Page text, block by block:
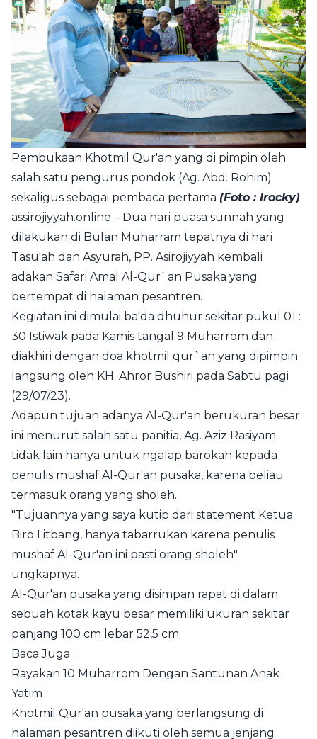
Pembukaan Khotmil Qur'an yang di pimpin oleh
salah satu pengurus pondok (Ag. Abd. Rohim)
sekaligus sebagai pembaca pertama (Foto : Irocky)
assirojiyyah.online – Dua hari puasa sunnah yang
dilakukan di Bulan Muharram tepatnya di hari
Tasu'ah dan Asyurah, PP. Asirojiyyah kembali
adakan Safari Amal Al-Qur`an Pusaka yang
bertempat di halaman pesantren.
Kegiatan ini dimulai ba'da dhuhur sekitar pukul 01 :
30 Istiwak pada Kamis tangal 9 Muharrom dan
diakhiri dengan doa khotmil qur`an yang dipimpin
langsung oleh KH. Ahror Bushiri pada Sabtu pagi
(29/07/23).
Adapun tujuan adanya Al-Qur'an berukuran besar
ini menurut salah satu panitia, Ag. Aziz Rasiyam
tidak lain hanya untuk ngalap barokah kepada
penulis mushaf Al-Qur'an pusaka, karena beliau
termasuk orang yang sholeh.
"Tujuannya yang saya kutip dari statement Ketua
Biro Litbang, hanya tabarrukan karena penulis
mushaf Al-Qur'an ini pasti orang sholeh"
ungkapnya.
Al-Qur'an pusaka yang disimpan rapat di dalam
sebuah kotak kayu besar memiliki ukuran sekitar
panjang 100 cm lebar 52,5 cm.
Baca Juga :
Rayakan 10 Muharrom Dengan Santunan Anak
Yatim
Khotmil Qur'an pusaka yang berlangsung di
halaman pesantren diikuti oleh semua jenjang